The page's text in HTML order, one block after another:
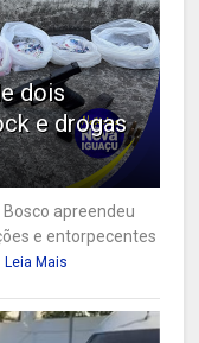
dois
e drogas
apreendeu
e entorpecentes
Leia Mais